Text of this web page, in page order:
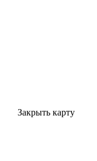
Закрыть карту